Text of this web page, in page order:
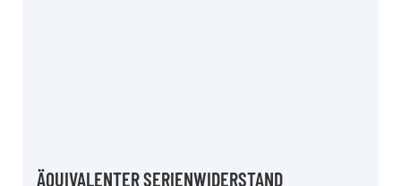
ÄQUIVALENTER SERIENWIDERSTAND